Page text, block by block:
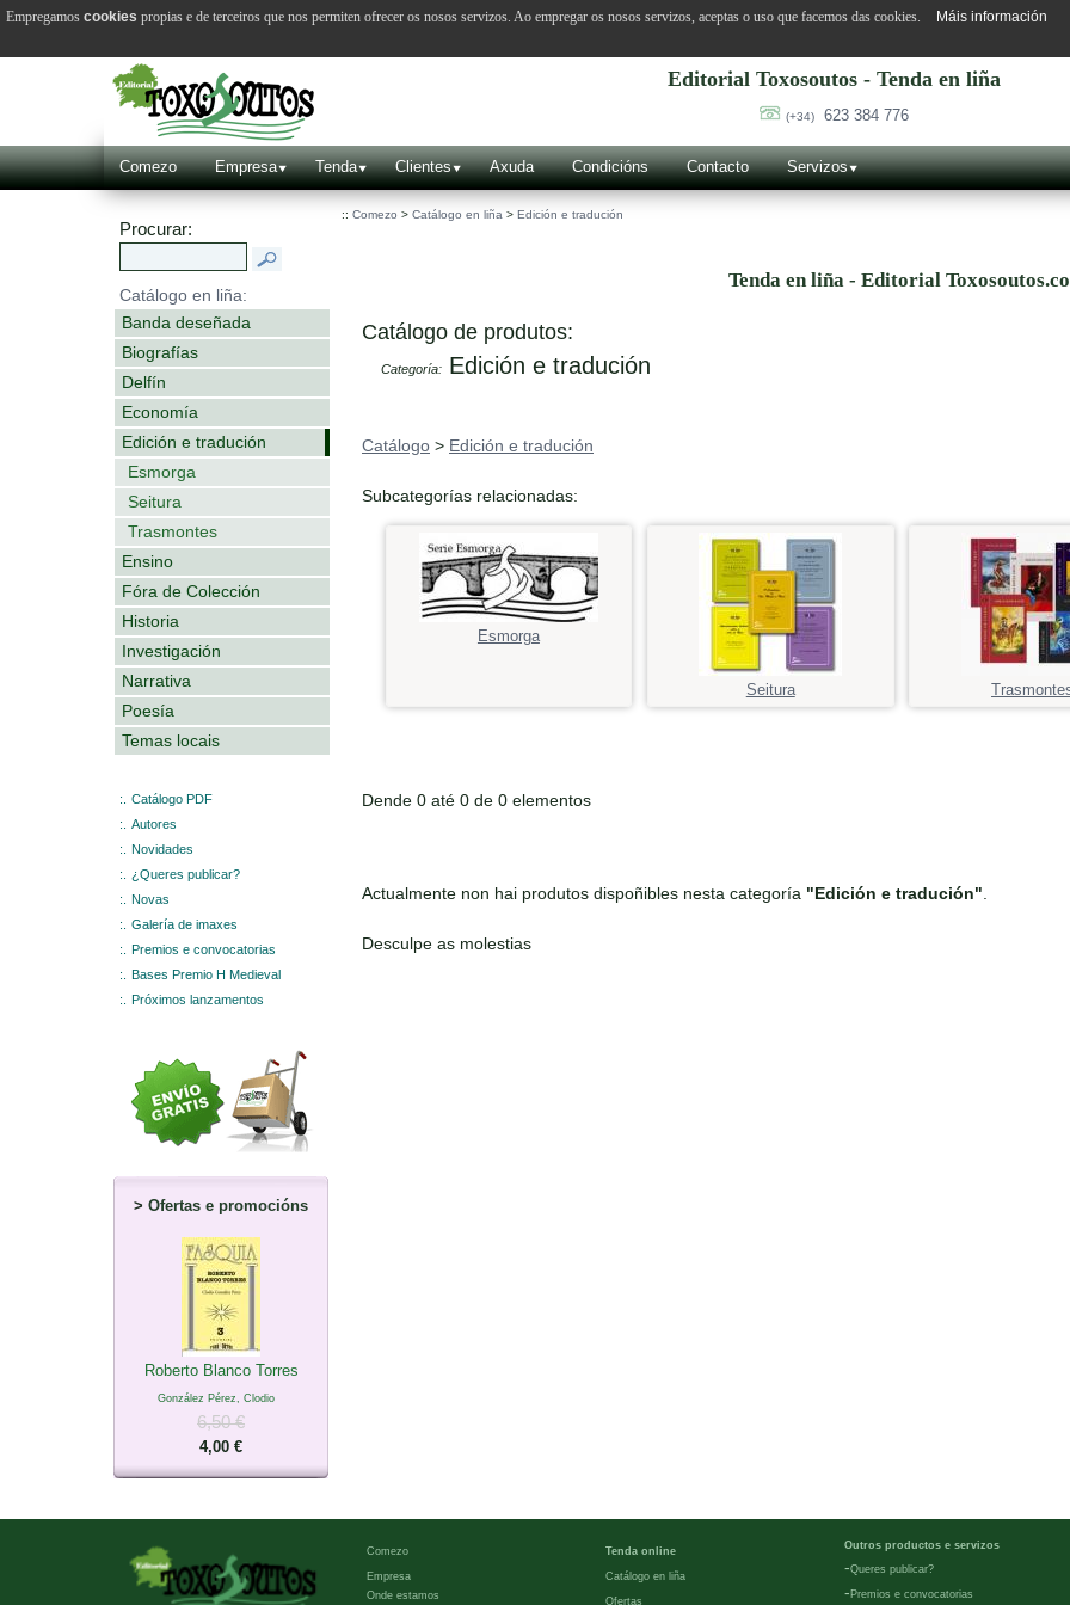
Editorial Toxosoutos - Tenda en liña
(+34) 623 384 776
Comezo Empresa Tenda Clientes Axuda Condicións Contacto Servizos
Procurar:
Catálogo en liña:
Banda deseñada
Biografías
Delfín
Economía
Edición e tradución
Esmorga
Seitura
Trasmontes
Ensino
Fóra de Colección
Historia
Investigación
Narrativa
Poesía
Temas locais
:.
Catálogo PDF
:.
Autores
:.
Novidades
:.
¿Queres publicar?
:.
Novas
:.
Galería de imaxes
:.
Premios e convocatorias
:.
Bases Premio H Medieval
:.
Próximos lanzamentos
> Ofertas e promocións
Roberto Blanco Torres
González Pérez, Clodio
6,50 €
4,00 €
:: Comezo > Catálogo en liña > Edición e tradución
Tenda en liña - Editorial
Catálogo de produtos:
Categoría: Edición e tradución
Catálogo > Edición e tradución
Subcategorías relacionadas:
Esmorga
Seitura
Dende 0 até 0 de 0 elementos
Actualmente non hai produtos dispoñibles nesta categoría "Edición e tradución"
Desculpe as molestias
Comezo
Empresa
Onde estamos
Tenda online
Catálogo en liña
Ofertas
Outros productos e servizos
-Queres publicar?
- Premios e convocatorias
Empregamos cookies propias e de terceiros que nos permiten ofrecer os nosos servizos. Ao empregar os nosos servizos, aceptas o uso que facemos das cookies. Máis información